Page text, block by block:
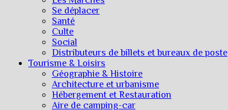
Se déplacer
Santé
Culte
Social
Distributeurs de billets et bureaux de poste
Tourisme & Loisirs
Géographie & Histoire
Architecture et urbanisme
Hébergement et Restauration
Aire de camping-car